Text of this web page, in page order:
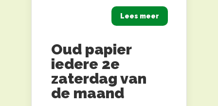
Lees meer
Oud papier
iedere 2e
zaterdag van
de maand